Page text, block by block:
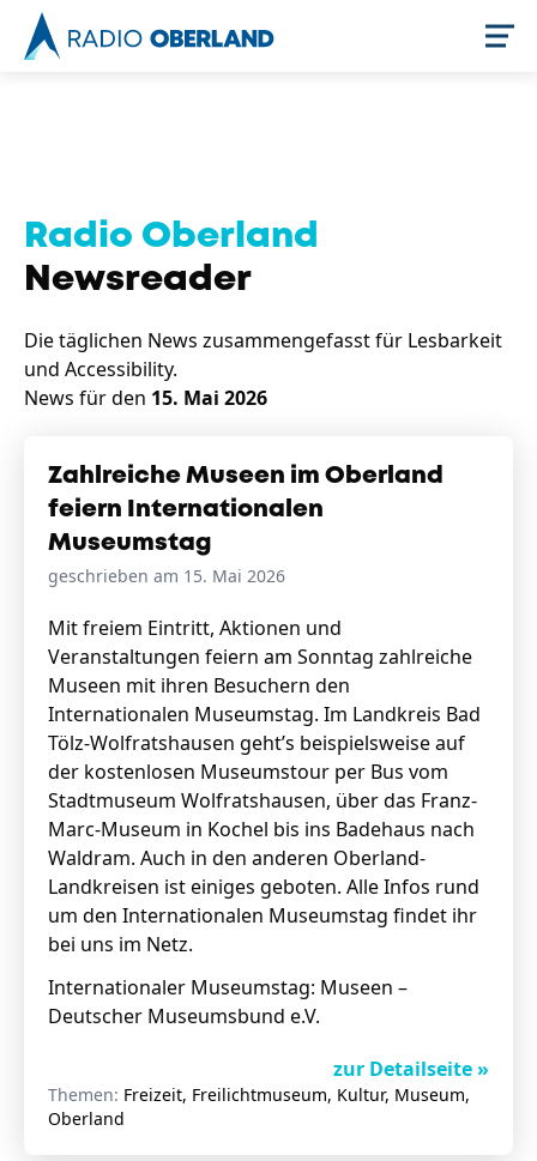
Newsreader
Stellenangebote
Unternehmen
Das geheime Geräusch
Fotobox
Amphibienschutz
Team
Service
Nachgehört
Newsletter
Zeit fürs Oberland
Handwerker
Radio Oberland
Newsreader
Die täglichen News zusammengefasst für Lesbarkeit
und Accessibility.
News für den 15. Mai 2026
Zahlreiche Museen im Oberland
feiern Internationalen
Museumstag
geschrieben am 15. Mai 2026
Mit freiem Eintritt, Aktionen und
Veranstaltungen feiern am Sonntag zahlreiche
Museen mit ihren Besuchern den
Internationalen Museumstag. Im Landkreis Bad
Tölz-Wolfratshausen geht’s beispielsweise auf
der kostenlosen Museumstour per Bus vom
Stadtmuseum Wolfratshausen, über das Franz-
Marc-Museum in Kochel bis ins Badehaus nach
Waldram. Auch in den anderen Oberland-
Landkreisen ist einiges geboten. Alle Infos rund
um den Internationalen Museumstag findet ihr
bei uns im Netz.
Internationaler Museumstag: Museen –
Deutscher Museumsbund e.V.
zur Detailseite »
Themen: Freizeit, Freilichtmuseum, Kultur, Museum,
Oberland